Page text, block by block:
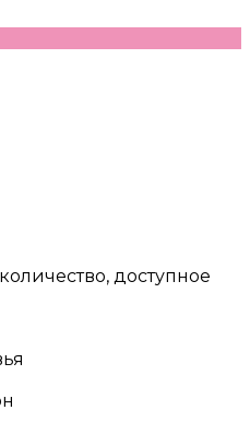
доступное